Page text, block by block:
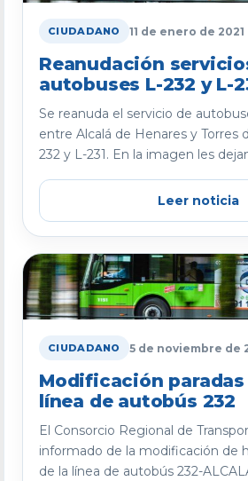
CIUDADANO 11 de enero de 2021
Reanudación
autobuses L-232 y L-
Se reanuda el servicio de
entre Alcalá de Henares y Torres
232 y L-231. En la imagen les
Leer noticia
CIUDADANO 5 de noviembre de
Modificación
línea de autobús 232
El Consorcio Regional de
informado de la modificación de
de la línea de autobús 232-